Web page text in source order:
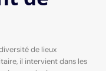
de lieux
il intervient dans les